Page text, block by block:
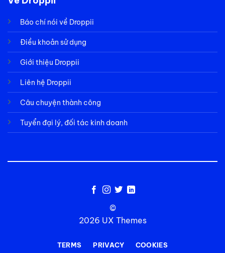
Báo chí nói về Droppii
Điều khoản sử dụng
Giới thiệu Droppii
Liên hệ Droppii
Câu chuyện thành công
Tuyển đại lý, đối tác kinh doanh
©
2026 UX Themes
TERMS PRIVACY COOKIES